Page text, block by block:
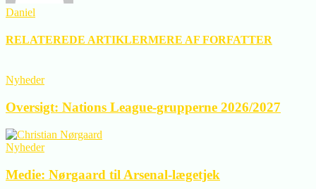
Daniel
RELATEREDE ARTIKLERMERE AF FORFATTER
Nyheder
Oversigt: Nations League-grupperne 2026/2027
Nyheder
Medie: Nørgaard til Arsenal-lægetjek